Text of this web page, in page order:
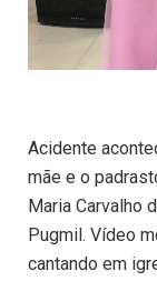
Acidente
mãe e o
Maria Carvalho
Pugmil. Vídeo
cantando em